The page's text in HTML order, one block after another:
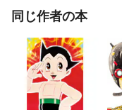
同じ作者の本